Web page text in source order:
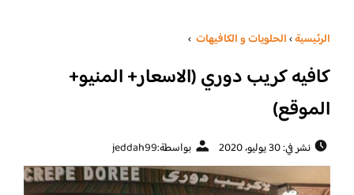
الرئيسية›الحلويات و الكافيهات ‎ ›
كافيه كريب دوري (الاسعار+ المنيو+
الموقع)
نشر في: 30 يوليو، 2020 بواسطة:jeddah99